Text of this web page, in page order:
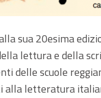
sua 20esima
lettura e della
delle scuole
alla letteratura